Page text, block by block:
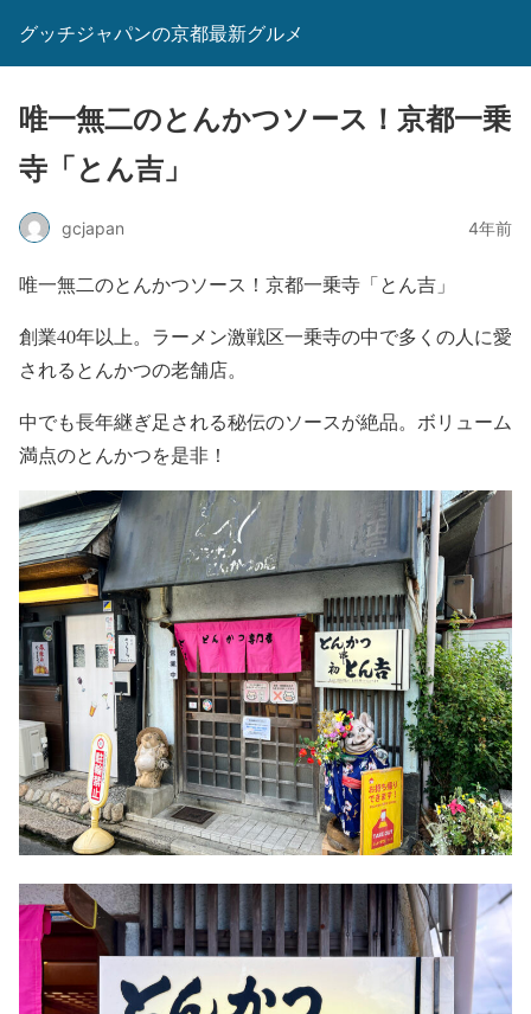
グッチジャパンの京都最新グルメ
唯一無二のとんかつソース！京都一乗
寺「とん吉」
gcjapan 4年前
唯一無二のとんかつソース！京都一乗寺「とん吉」
創業40年以上。ラーメン激戦区一乗寺の中で多くの人に愛
されるとんかつの老舗店。
中でも長年継ぎ足される秘伝のソースが絶品。ボリューム
満点のとんかつを是非！